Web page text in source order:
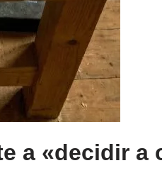
a «decidir a